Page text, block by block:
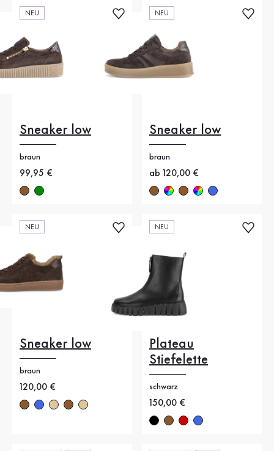
NEU
Sneaker low
braun
Neuer Preis
99,95 €
NEU
Sneaker low
braun
Neuer Preis
ab 120,00 €
NEU
Sneaker low
braun
Neuer Preis
120,00 €
NEU
Plateau
Stiefelette
schwarz
Neuer Preis
150,00 €